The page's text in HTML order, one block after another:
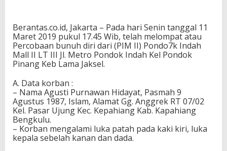
Berantas.co.id, Jakarta – Pada hari Senin tanggal 11
Maret 2019 pukul 17.45 Wib, telah melompat atau
Percobaan bunuh diri dari (PIM II) Pondo7k Indah
Mall II LT III Jl. Metro Pondok Indah Kel Pondok
Pinang Keb Lama Jaksel.
A. Data korban :
– Nama Agusti Purnawan Hidayat, Pasmah 9
Agustus 1987, Islam, Alamat Gg. Anggrek RT 07/02
Kel. Pasar Ujung Kec. Kepahiang Kab. Kapahiang
Bengkulu.
– Korban mengalami luka patah pada kaki kiri, luka
kepala sebelah kanan dan dada.